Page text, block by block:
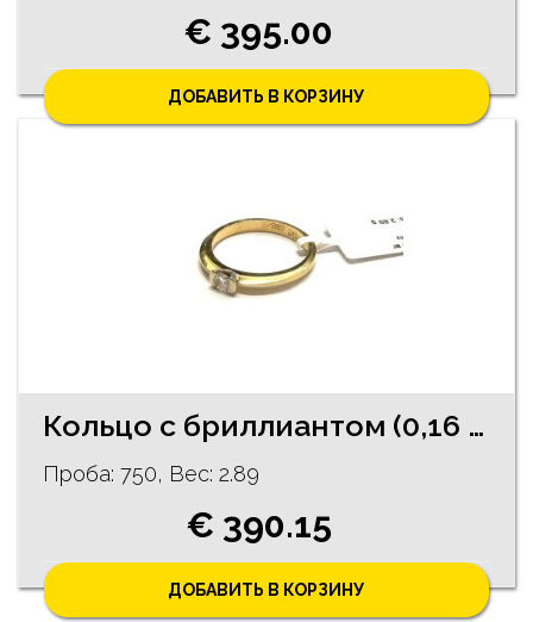
€ 395.00
ДОБАВИТЬ В КОРЗИНУ
Кольцо с бриллиантом (0,16 ct) 1921-0763
Проба: 750, Bес: 2.89
€ 390.15
ДОБАВИТЬ В КОРЗИНУ